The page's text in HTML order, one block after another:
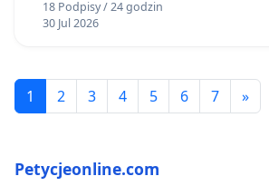
18 Podpisy / 24 godzin
30 Jul 2026
1 2 3 4 5 6 7 »
Petycjeonline.com